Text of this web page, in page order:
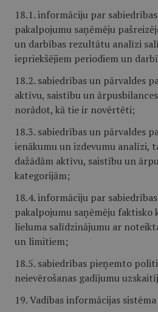
18.1. informāciju par
pakalpojumu saņēmēju
un darbības rezultātu analīzi
iepriekšējiem periodiem un
18.2. sabiedrības un pārvaldes
aktīvu, saistību un
norādot, kā tie ir novērtēti;
18.3. sabiedrības un pārvaldes
ienākumu un izdevumu analīzi,
dažādām aktīvu, saistību un
kategorijām;
18.4. informāciju par
pakalpojumu saņēmēju
lieluma salīdzinājumu ar
un limitiem;
18.5. sabiedrības pieņemto
neievērošanas gadījumu
19. Vadības informācijas